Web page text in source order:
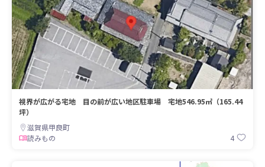
視界が広がる宅地 目の前が広い地区駐車場 宅地546.95㎡（165.44
坪）
滋賀県甲良町
読みもの
4